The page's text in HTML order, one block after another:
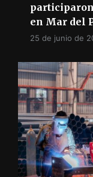
participaron
en Mar del
25 de junio de